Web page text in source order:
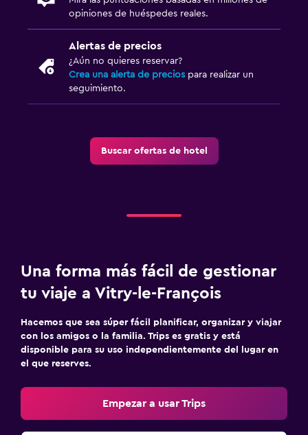
opiniones de huéspedes reales.
Alertas de precios
¿Aún no quieres reservar?
Crea una alerta de precios para realizar un
seguimiento.
Buscar ofertas de hotel
Una forma más fácil de gestionar
tu viaje a Vitry-le-François
Hacemos que sea súper fácil planificar, organizar y viajar
con los amigos o la familia. Trips es gratis y está
disponible para su uso independientemente del lugar en
el que reserves.
Empezar a usar Trips